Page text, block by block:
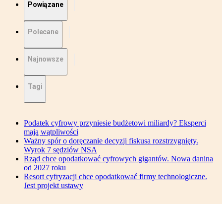
Powiązane
Polecane
Najnowsze
Tagi
Podatek cyfrowy przyniesie budżetowi miliardy? Eksperci
mają wątpliwości
Ważny spór o doręczanie decyzji fiskusa rozstrzygnięty.
Wyrok 7 sędziów NSA
Rząd chce opodatkować cyfrowych gigantów. Nowa danina
od 2027 roku
Resort cyfryzacji chce opodatkować firmy technologiczne.
Jest projekt ustawy